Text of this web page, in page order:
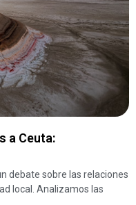
a Ceuta:
debate sobre las relaciones
local. Analizamos las